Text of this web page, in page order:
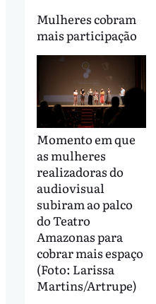
Mulheres cobram
mais participação
Momento em que
as mulheres
realizadoras do
audiovisual
subiram ao palco
do Teatro
Amazonas para
cobrar mais espaço
(Foto: Larissa
Martins/Artrupe)